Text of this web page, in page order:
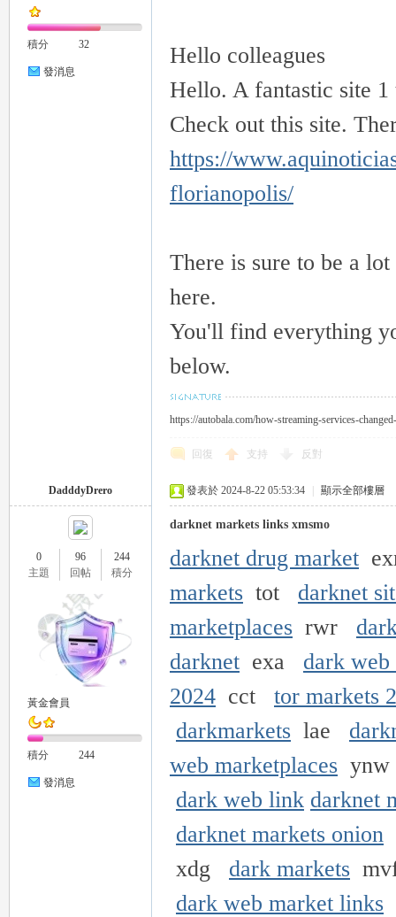
積分 32
發消息
Hello colleagues
Hello. A fantastic site
Check out this site.
https://
florianopolis/
There is sure to be a
here.
You'll find everything
below.
https://autobala.com/how-streaming-services-
回復 支持 反對
DadddyDrero
0
主題
96
回帖
244
積分
黃金會員
積分 244
發消息
發表於 2024-8-22 05:53:34 顯示全部樓層
darknet markets links xmsmo
darknet drug market
markets tot darknet
marketplaces rwr
darknet exa dark
2024 cct tor markets
darkmarkets lae
web marketplaces
dark web link darknet
darknet markets onion
xdg dark markets
dark web market links